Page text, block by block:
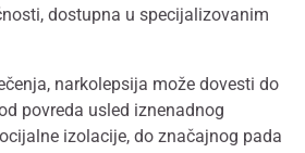
dostupna u specijalizovanim
narkolepsija može dovesti do
povreda usled iznenadnog
izolacije, do značajnog pada